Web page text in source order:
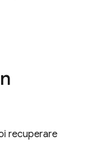
recuperare